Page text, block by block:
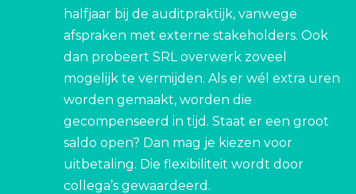
halfjaar bij de auditpraktijk, vanwege
afspraken met externe stakeholders. Ook
dan probeert SRL overwerk zoveel
mogelijk te vermijden. Als er wél extra uren
worden gemaakt, worden die
gecompenseerd in tijd. Staat er een groot
saldo open? Dan mag je kiezen voor
uitbetaling. Die flexibiliteit wordt door
collega’s gewaardeerd.